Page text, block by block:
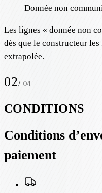
Donnée non
Les lignes « donnée non
dès que le constructeur
extrapolée.
02/ 04
CONDITIONS
Conditions
paiement